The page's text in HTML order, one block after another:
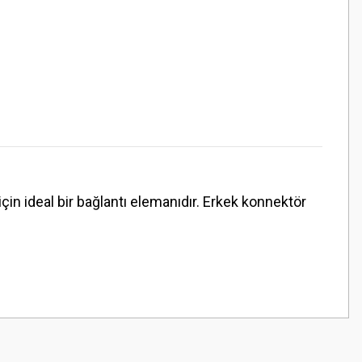
ideal bir bağlantı elemanıdır. Erkek konnektör